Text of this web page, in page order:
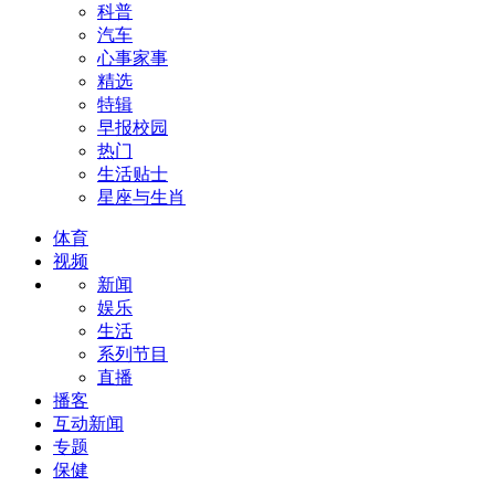
科普
汽车
心事家事
精选
特辑
早报校园
热门
生活贴士
星座与生肖
体育
视频
新闻
娱乐
生活
系列节目
直播
播客
互动新闻
专题
保健